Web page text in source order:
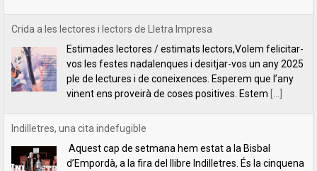
Indilletres, una cita indefugible
Aquest cap de setmana hem estat a la Bisbal
d’Empordà, a la fira del llibre Indilletres. És la cinquena
vegada que hi participem. De Gandia –el bressol dels
clàssics de[...]
Lletra Impresa Edicions participa en la 28 edició de la Fira del Llibre
del Pirineu
Com cada any, Lletra Impresa Edicions participa en la
Fira del Llibre del Pirineu que se celebra a